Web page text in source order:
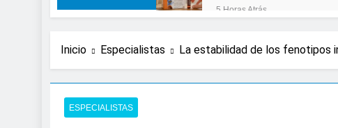
5 Horas Atrás
Expertos de Miranza
solo unos segundos
La presencia de una
Inicio Especialistas La estabilidad de los fenotipos
ESPECIALISTAS